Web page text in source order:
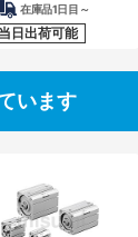
在庫品1日目～
当日出荷可能
います